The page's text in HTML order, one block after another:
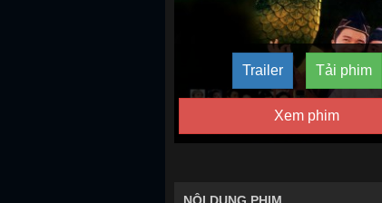
Trailer Tải phim
Xem phim